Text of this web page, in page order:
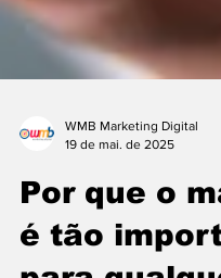
WMB Marketing Digital
19 de mai. de 2025
Por que o